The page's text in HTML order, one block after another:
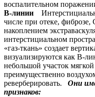
воспалительном
В-линии
числе при отеке, фиброзе,
накоплением
интерстициальном
«газ-ткань» создает
визуализируются как В-
небольшой участок
преимущественно
реверберировать. Они
признаков: